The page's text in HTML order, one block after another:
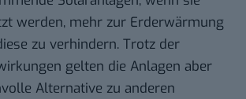
werden, mehr zur Erderwärmung
zu verhindern. Trotz der
gelten die Anlagen aber
Alternative zu anderen